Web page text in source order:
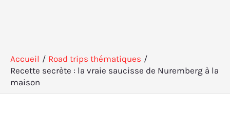
Accueil
Road trips thématiques
Recette secrète : la vraie saucisse de Nuremberg à la
maison